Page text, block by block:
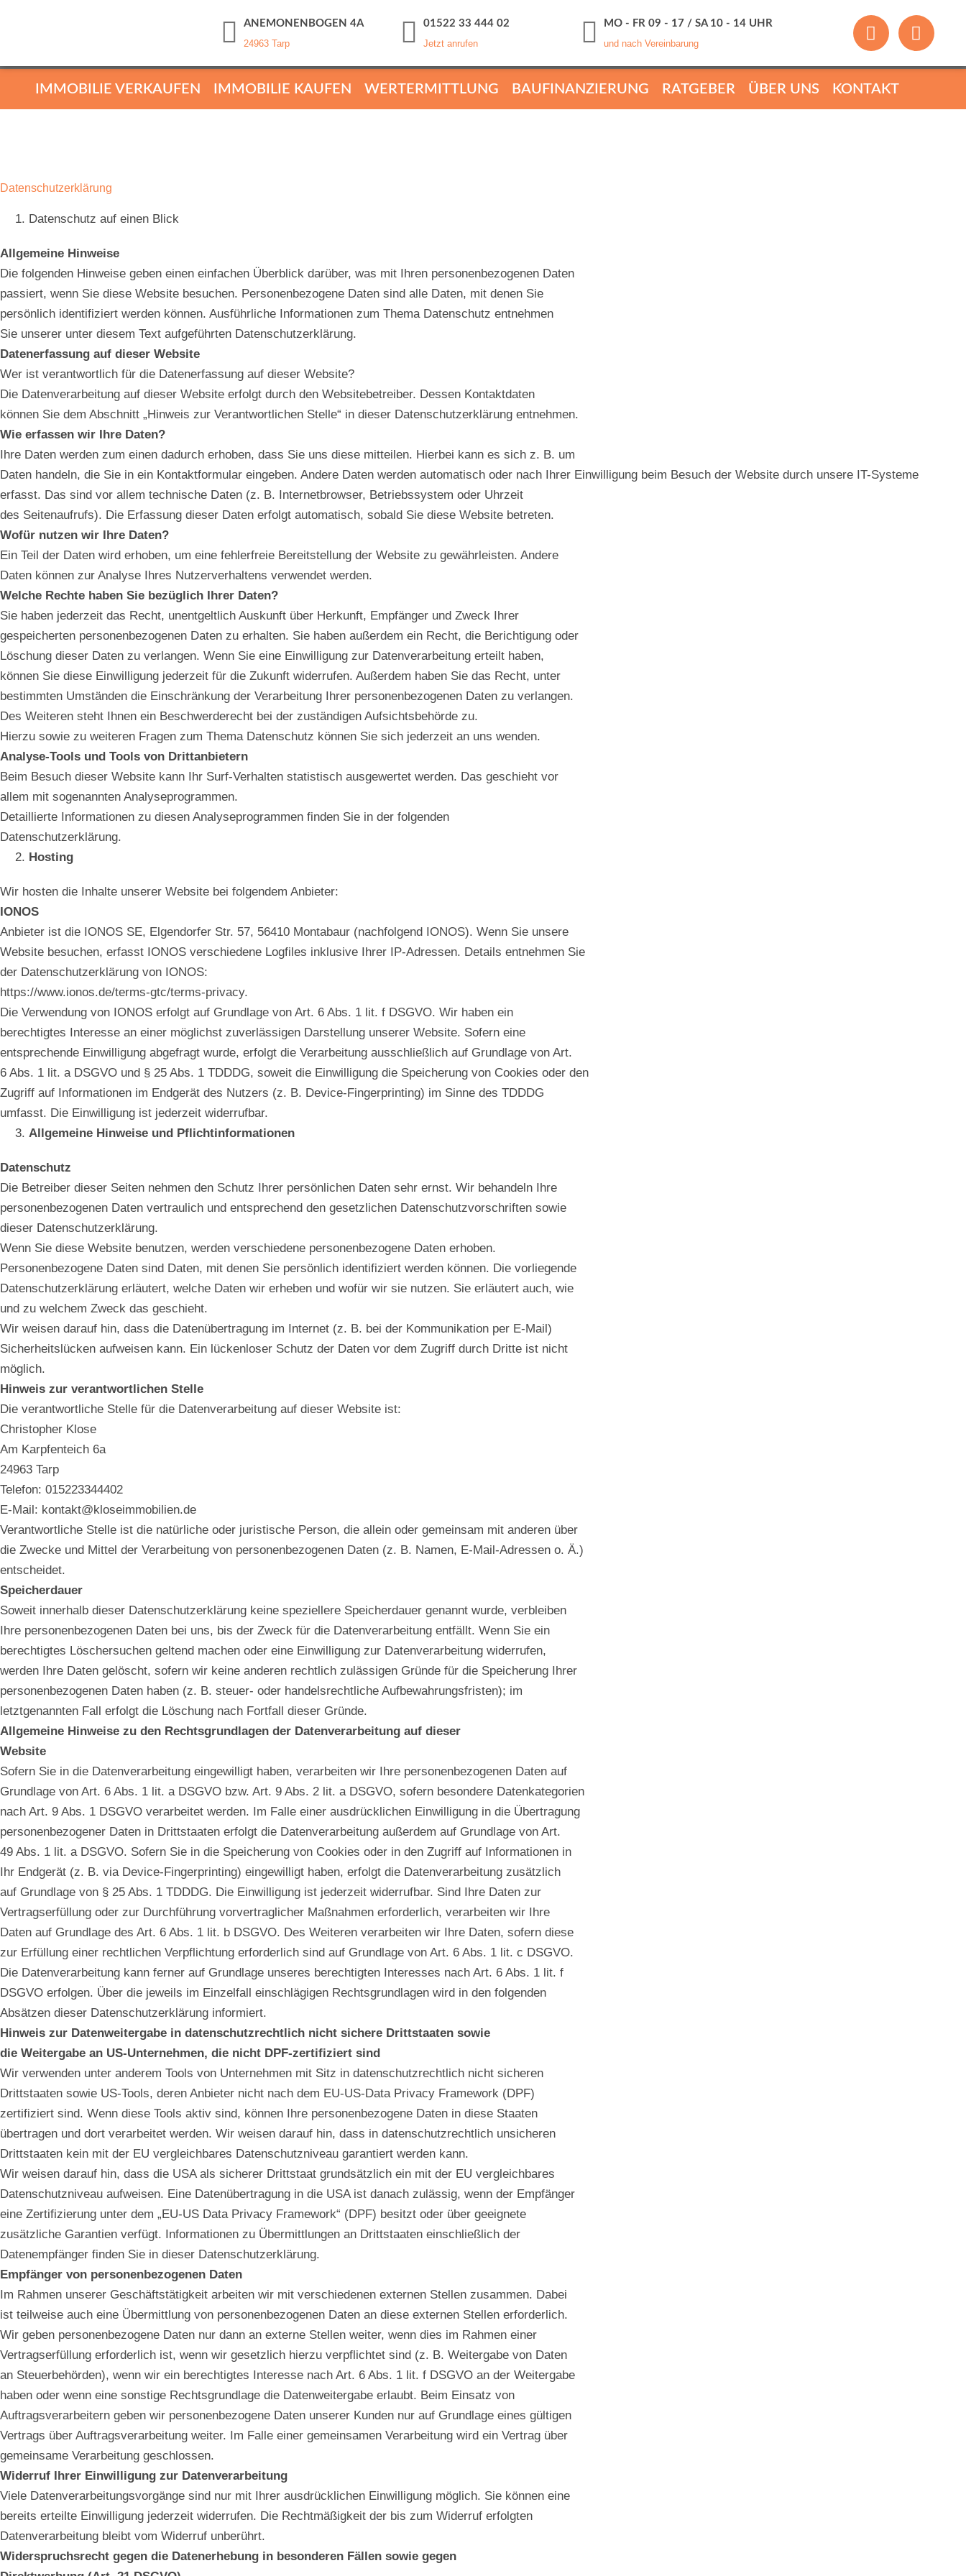
ANEMONENBOGEN 4A
24963 Tarp
01522 33 444 02
Jetzt anrufen
MO - FR 09 - 17 / SA 10 - 14 UHR
und nach Vereinbarung
IMMOBILIE VERKAUFEN IMMOBILIE KAUFEN WERTERMITTLUNG BAUFINANZIERUNG RATGEBER ÜBER UNS KONTAKT
Datenschutzerklärung
Datenschutz auf einen Blick
Allgemeine Hinweise
Die folgenden Hinweise geben einen einfachen Überblick darüber, was mit Ihren personenbezogenen Daten
passiert, wenn Sie diese Website besuchen. Personenbezogene Daten sind alle Daten, mit denen Sie
persönlich identifiziert werden können. Ausführliche Informationen zum Thema Datenschutz entnehmen
Sie unserer unter diesem Text aufgeführten Datenschutzerklärung.
Datenerfassung auf dieser Website
Wer ist verantwortlich für die Datenerfassung auf dieser Website?
Die Datenverarbeitung auf dieser Website erfolgt durch den Websitebetreiber. Dessen Kontaktdaten
können Sie dem Abschnitt „Hinweis zur Verantwortlichen Stelle“ in dieser Datenschutzerklärung entnehmen.
Wie erfassen wir Ihre Daten?
Ihre Daten werden zum einen dadurch erhoben, dass Sie uns diese mitteilen. Hierbei kann es sich z. B. um
Daten handeln, die Sie in ein Kontaktformular eingeben. Andere Daten werden automatisch oder nach Ihrer Einwilligung beim Besuch der Website durch unsere IT-Systeme
erfasst. Das sind vor allem technische Daten (z. B. Internetbrowser, Betriebssystem oder Uhrzeit
des Seitenaufrufs). Die Erfassung dieser Daten erfolgt automatisch, sobald Sie diese Website betreten.
Wofür nutzen wir Ihre Daten?
Ein Teil der Daten wird erhoben, um eine fehlerfreie Bereitstellung der Website zu gewährleisten. Andere
Daten können zur Analyse Ihres Nutzerverhaltens verwendet werden.
Welche Rechte haben Sie bezüglich Ihrer Daten?
Sie haben jederzeit das Recht, unentgeltlich Auskunft über Herkunft, Empfänger und Zweck Ihrer
gespeicherten personenbezogenen Daten zu erhalten. Sie haben außerdem ein Recht, die Berichtigung oder
Löschung dieser Daten zu verlangen. Wenn Sie eine Einwilligung zur Datenverarbeitung erteilt haben,
können Sie diese Einwilligung jederzeit für die Zukunft widerrufen. Außerdem haben Sie das Recht, unter
bestimmten Umständen die Einschränkung der Verarbeitung Ihrer personenbezogenen Daten zu verlangen.
Des Weiteren steht Ihnen ein Beschwerderecht bei der zuständigen Aufsichtsbehörde zu.
Hierzu sowie zu weiteren Fragen zum Thema Datenschutz können Sie sich jederzeit an uns wenden.
Analyse-Tools und Tools von Drittanbietern
Beim Besuch dieser Website kann Ihr Surf-Verhalten statistisch ausgewertet werden. Das geschieht vor
allem mit sogenannten Analyseprogrammen.
Detaillierte Informationen zu diesen Analyseprogrammen finden Sie in der folgenden
Datenschutzerklärung.
Hosting
Wir hosten die Inhalte unserer Website bei folgendem Anbieter:
IONOS
Anbieter ist die IONOS SE, Elgendorfer Str. 57, 56410 Montabaur (nachfolgend IONOS). Wenn Sie unsere
Website besuchen, erfasst IONOS verschiedene Logfiles inklusive Ihrer IP-Adressen. Details entnehmen Sie
der Datenschutzerklärung von IONOS:
https://www.ionos.de/terms-gtc/terms-privacy.
Die Verwendung von IONOS erfolgt auf Grundlage von Art. 6 Abs. 1 lit. f DSGVO. Wir haben ein
berechtigtes Interesse an einer möglichst zuverlässigen Darstellung unserer Website. Sofern eine
entsprechende Einwilligung abgefragt wurde, erfolgt die Verarbeitung ausschließlich auf Grundlage von Art.
6 Abs. 1 lit. a DSGVO und § 25 Abs. 1 TDDDG, soweit die Einwilligung die Speicherung von Cookies oder den
Zugriff auf Informationen im Endgerät des Nutzers (z. B. Device-Fingerprinting) im Sinne des TDDDG
umfasst. Die Einwilligung ist jederzeit widerrufbar.
Allgemeine Hinweise und Pflichtinformationen
Datenschutz
Die Betreiber dieser Seiten nehmen den Schutz Ihrer persönlichen Daten sehr ernst. Wir behandeln Ihre
personenbezogenen Daten vertraulich und entsprechend den gesetzlichen Datenschutzvorschriften sowie
dieser Datenschutzerklärung.
Wenn Sie diese Website benutzen, werden verschiedene personenbezogene Daten erhoben.
Personenbezogene Daten sind Daten, mit denen Sie persönlich identifiziert werden können. Die vorliegende
Datenschutzerklärung erläutert, welche Daten wir erheben und wofür wir sie nutzen. Sie erläutert auch, wie
und zu welchem Zweck das geschieht.
Wir weisen darauf hin, dass die Datenübertragung im Internet (z. B. bei der Kommunikation per E-Mail)
Sicherheitslücken aufweisen kann. Ein lückenloser Schutz der Daten vor dem Zugriff durch Dritte ist nicht
möglich.
Hinweis zur verantwortlichen Stelle
Die verantwortliche Stelle für die Datenverarbeitung auf dieser Website ist:
Christopher Klose
Am Karpfenteich 6a
24963 Tarp
Telefon: 015223344402
E-Mail: kontakt@kloseimmobilien.de
Verantwortliche Stelle ist die natürliche oder juristische Person, die allein oder gemeinsam mit anderen über
die Zwecke und Mittel der Verarbeitung von personenbezogenen Daten (z. B. Namen, E-Mail-Adressen o. Ä.)
entscheidet.
Speicherdauer
Soweit innerhalb dieser Datenschutzerklärung keine speziellere Speicherdauer genannt wurde, verbleiben
Ihre personenbezogenen Daten bei uns, bis der Zweck für die Datenverarbeitung entfällt. Wenn Sie ein
berechtigtes Löschersuchen geltend machen oder eine Einwilligung zur Datenverarbeitung widerrufen,
werden Ihre Daten gelöscht, sofern wir keine anderen rechtlich zulässigen Gründe für die Speicherung Ihrer
personenbezogenen Daten haben (z. B. steuer- oder handelsrechtliche Aufbewahrungsfristen); im
letztgenannten Fall erfolgt die Löschung nach Fortfall dieser Gründe.
Allgemeine Hinweise zu den Rechtsgrundlagen der Datenverarbeitung auf dieser
Website
Sofern Sie in die Datenverarbeitung eingewilligt haben, verarbeiten wir Ihre personenbezogenen Daten auf
Grundlage von Art. 6 Abs. 1 lit. a DSGVO bzw. Art. 9 Abs. 2 lit. a DSGVO, sofern besondere Datenkategorien
nach Art. 9 Abs. 1 DSGVO verarbeitet werden. Im Falle einer ausdrücklichen Einwilligung in die Übertragung
personenbezogener Daten in Drittstaaten erfolgt die Datenverarbeitung außerdem auf Grundlage von Art.
49 Abs. 1 lit. a DSGVO. Sofern Sie in die Speicherung von Cookies oder in den Zugriff auf Informationen in
Ihr Endgerät (z. B. via Device-Fingerprinting) eingewilligt haben, erfolgt die Datenverarbeitung zusätzlich
auf Grundlage von § 25 Abs. 1 TDDDG. Die Einwilligung ist jederzeit widerrufbar. Sind Ihre Daten zur
Vertragserfüllung oder zur Durchführung vorvertraglicher Maßnahmen erforderlich, verarbeiten wir Ihre
Daten auf Grundlage des Art. 6 Abs. 1 lit. b DSGVO. Des Weiteren verarbeiten wir Ihre Daten, sofern diese
zur Erfüllung einer rechtlichen Verpflichtung erforderlich sind auf Grundlage von Art. 6 Abs. 1 lit. c DSGVO.
Die Datenverarbeitung kann ferner auf Grundlage unseres berechtigten Interesses nach Art. 6 Abs. 1 lit. f
DSGVO erfolgen. Über die jeweils im Einzelfall einschlägigen Rechtsgrundlagen wird in den folgenden
Absätzen dieser Datenschutzerklärung informiert.
Hinweis zur Datenweitergabe in datenschutzrechtlich nicht sichere Drittstaaten sowie
die Weitergabe an US-Unternehmen, die nicht DPF-zertifiziert sind
Wir verwenden unter anderem Tools von Unternehmen mit Sitz in datenschutzrechtlich nicht sicheren
Drittstaaten sowie US-Tools, deren Anbieter nicht nach dem EU-US-Data Privacy Framework (DPF)
zertifiziert sind. Wenn diese Tools aktiv sind, können Ihre personenbezogene Daten in diese Staaten
übertragen und dort verarbeitet werden. Wir weisen darauf hin, dass in datenschutzrechtlich unsicheren
Drittstaaten kein mit der EU vergleichbares Datenschutzniveau garantiert werden kann.
Wir weisen darauf hin, dass die USA als sicherer Drittstaat grundsätzlich ein mit der EU vergleichbares
Datenschutzniveau aufweisen. Eine Datenübertragung in die USA ist danach zulässig, wenn der Empfänger
eine Zertifizierung unter dem „EU-US Data Privacy Framework“ (DPF) besitzt oder über geeignete
zusätzliche Garantien verfügt. Informationen zu Übermittlungen an Drittstaaten einschließlich der
Datenempfänger finden Sie in dieser Datenschutzerklärung.
Empfänger von personenbezogenen Daten
Im Rahmen unserer Geschäftstätigkeit arbeiten wir mit verschiedenen externen Stellen zusammen. Dabei
ist teilweise auch eine Übermittlung von personenbezogenen Daten an diese externen Stellen erforderlich.
Wir geben personenbezogene Daten nur dann an externe Stellen weiter, wenn dies im Rahmen einer
Vertragserfüllung erforderlich ist, wenn wir gesetzlich hierzu verpflichtet sind (z. B. Weitergabe von Daten
an Steuerbehörden), wenn wir ein berechtigtes Interesse nach Art. 6 Abs. 1 lit. f DSGVO an der Weitergabe
haben oder wenn eine sonstige Rechtsgrundlage die Datenweitergabe erlaubt. Beim Einsatz von
Auftragsverarbeitern geben wir personenbezogene Daten unserer Kunden nur auf Grundlage eines gültigen
Vertrags über Auftragsverarbeitung weiter. Im Falle einer gemeinsamen Verarbeitung wird ein Vertrag über
gemeinsame Verarbeitung geschlossen.
Widerruf Ihrer Einwilligung zur Datenverarbeitung
Viele Datenverarbeitungsvorgänge sind nur mit Ihrer ausdrücklichen Einwilligung möglich. Sie können eine
bereits erteilte Einwilligung jederzeit widerrufen. Die Rechtmäßigkeit der bis zum Widerruf erfolgten
Datenverarbeitung bleibt vom Widerruf unberührt.
Widerspruchsrecht gegen die Datenerhebung in besonderen Fällen sowie gegen